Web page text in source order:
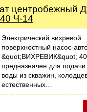
центробежный
Ч-14
Электрический вихревой
поверхностный насос-
&quot;ВИХРЕВИК&quot;
предназначен для подачи
воды из скважин,
естественных…